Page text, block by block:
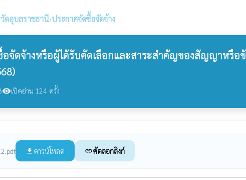
วัดอุบลราชธานี›ประกาศจัดซื้อจัดจ้าง
จัดจ้างหรือผู้ได้รับคัดเลือกและสาระสำคัญของสัญญาหรือ
visibilityเปิดอ่าน 124 ครั้ง
file_download ดาวน์โหลด linkคัดลอกลิงก์